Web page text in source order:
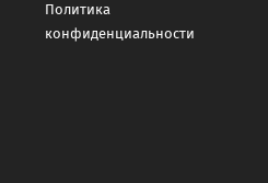
Политика
конфиденциальности